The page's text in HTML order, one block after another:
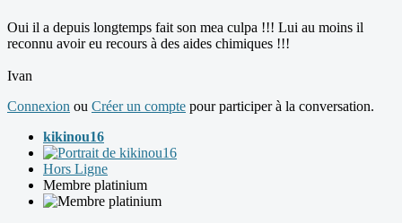
Oui il a depuis longtemps fait son mea culpa !!! Lui au moins il
reconnu avoir eu recours à des aides chimiques !!!
Ivan
Connexion ou Créer un compte pour participer à la conversation.
kikinou16
Hors Ligne
Membre platinium